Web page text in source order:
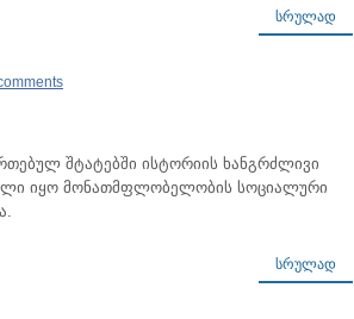
ᲡᲠᲣᲚᲐᲓ
შტატებში ისტორიის ხანგრძლივი
იყო მონათმფლობელობის სოციალური
ᲡᲠᲣᲚᲐᲓ